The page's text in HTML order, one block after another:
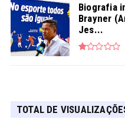
Biografia
Brayner
Jes...
TOTAL DE